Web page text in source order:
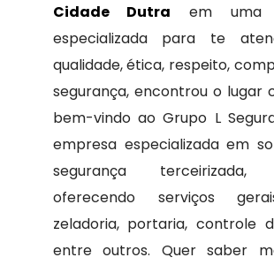
Cidade Dutra em uma
especializada para te
qualidade, ética, respeito,
segurança, encontrou o lugar
bem-vindo ao Grupo L
empresa especializada em
segurança terceirizada,
oferecendo serviços
zeladoria, portaria, controle
entre outros. Quer saber